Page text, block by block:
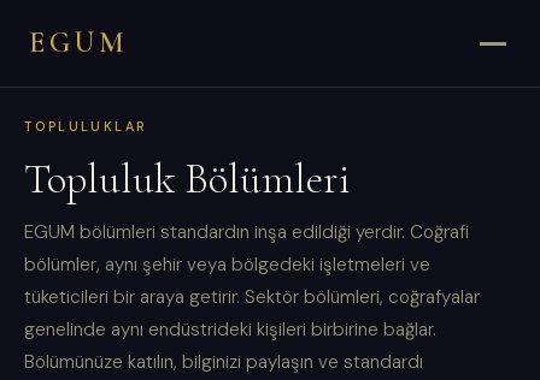
EGUM
TOPLULUKLAR
Topluluk Bölümleri
EGUM bölümleri standardın inşa edildiği yerdir. Coğrafi
bölümler, aynı şehir veya bölgedeki işletmeleri ve
tüketicileri bir araya getirir. Sektör bölümleri, coğrafyalar
genelinde aynı endüstrideki kişileri birbirine bağlar.
Bölümünüze katılın, bilginizi paylaşın ve standardı